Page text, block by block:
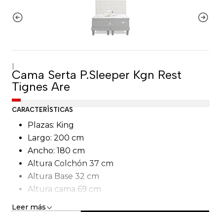
|
Cama Serta P.Sleeper Kgn Rest
Tignes Are
CARACTERÍSTICAS
Plazas: King
Largo: 200 cm
Ancho: 180 cm
Altura Colchón 37 cm
Altura Base 32 cm
Altura cama 69 cm
Tipo de Carcasa: Pocket smartcomfort
Leer más